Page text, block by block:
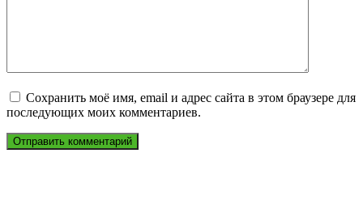
Сохранить моё имя, email и адрес сайта в этом браузере для
последующих моих комментариев.